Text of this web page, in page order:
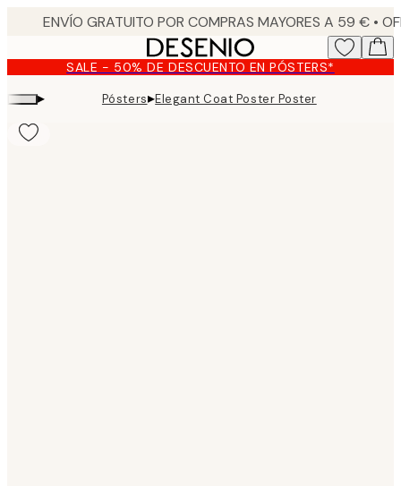
content.SALE - 50% DE DESCUENTO EN PÓSTERS*
▸ Pósters▸Elegant Coat Poster Poster